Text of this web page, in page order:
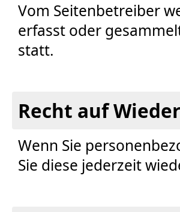
Vom Seitenbetreiber
erfasst oder
statt.
Recht auf
Wenn Sie
Sie diese jederzeit